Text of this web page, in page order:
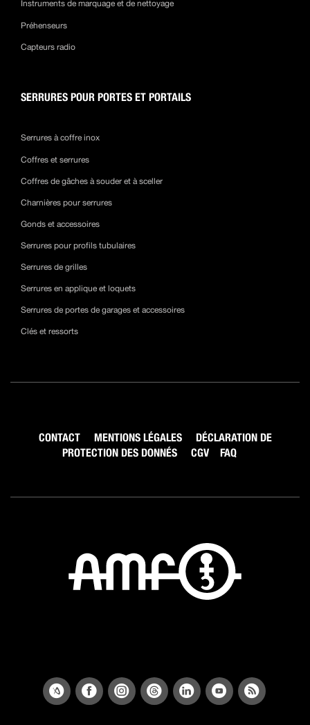
Instruments de marquage et de nettoyage
Préhenseurs
Capteurs radio
SERRURES POUR PORTES ET PORTAILS
Serrures à coffre inox
Coffres et serrures
Coffres de gâches à souder et à sceller
Charnières pour serrures
Gonds et accessoires
Serrures pour profils tubulaires
Serrures de grilles
Serrures en applique et loquets
Serrures de portes de garages et accessoires
Clés et ressorts
CONTACT MENTIONS LÉGALES
DÉCLARATION DE
PROTECTION DES DONNÉS
CGV FAQ